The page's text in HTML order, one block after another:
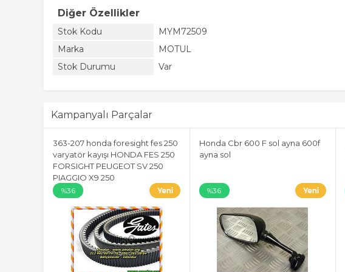
Diğer Özellikler
Stok Kodu
MYM72509
Marka
MOTUL
Stok Durumu
Var
Kampanyalı Parçalar
363-207 honda foresight fes 250
varyatör kayışı HONDA FES 250
FORSIGHT PEUGEOT SV 250
PIAGGIO X9 250
%36
Honda Cbr 600 F sol ayna 600f
ayna sol
%36